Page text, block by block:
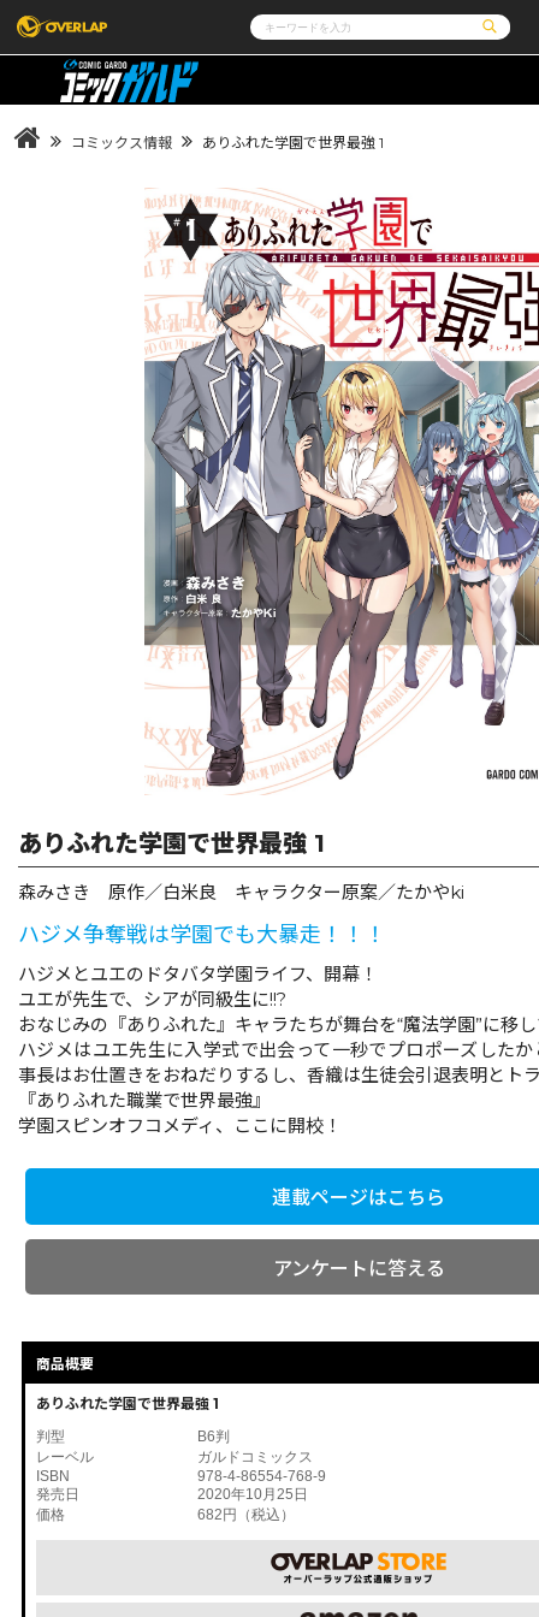
コミック
LiQulle
ライトノベル
ポケットモンスター
会社概要
採用情報
アクセス
オーバーラップホールディングス
お問い合わ
オーバーラップ文庫 オーバーラップノベルス
オーバーラップノベルスf ロサージュノベルス
コミックガルド コミッククリエ
リキューレ コミックパルフェ
コミックエッセイ
閉じる
コミックス情報 ありふれた学園で世界最強 1
ありふれた学園で世界最強 1
森みさき 原作／白米良 キャラクター原案／たかやki
ハジメ争奪戦は学園でも大暴走！！！
ハジメとユエのドタバタ学園ライフ、開幕！
ユエが先生で、シアが同級生に!!?
おなじみの『ありふれた』キャラたちが舞台を“魔法学園”に移
ハジメはユエ先生に入学式で出会って一秒でプロポーズした
事長はお仕置きをおねだりするし、香織は生徒会引退表明とト
『ありふれた職業で世界最強』
学園スピンオフコメディ、ここに開校！
連載ページはこちら
アンケートに答える
商品概要
ありふれた学園で世界最強 1
判型
B6判
レーベル
ガルドコミックス
ISBN
978-4-86554-768-9
発売日
2020年10月25日
価格
682円（税込）